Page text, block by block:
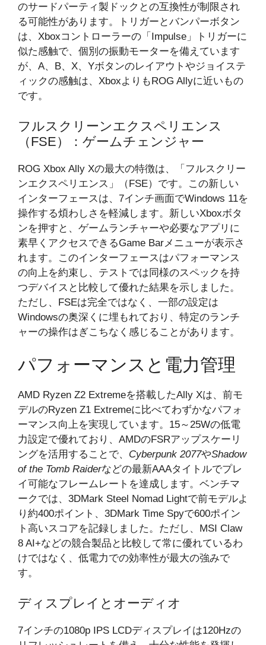
のサードパーティ製ドックとの互換性が制限され
る可能性があります。トリガーとバンパーボタン
は、Xboxコントローラーの「Impulse」トリガーに
似た感触で、個別の振動モーターを備えています
が、A、B、X、Yボタンのレイアウトやジョイステ
ィックの感触は、XboxよりもROG Allyに近いもの
です。
フルスクリーンエクスペリエンス
（FSE）：ゲームチェンジャー
ROG Xbox Ally Xの最大の特徴は、「フルスクリー
ンエクスペリエンス」（FSE）です。この新しい
インターフェースは、7インチ画面でWindows 11を
操作する煩わしさを軽減します。新しいXboxボタ
ンを押すと、ゲームランチャーや必要なアプリに
素早くアクセスできるGame Barメニューが表示さ
れます。このインターフェースはパフォーマンス
の向上を約束し、テストでは同様のスペックを持
つデバイスと比較して優れた結果を示しました。
ただし、FSEは完全ではなく、一部の設定は
Windowsの奥深くに埋もれており、特定のランチ
ャーの操作はぎこちなく感じることがあります。
パフォーマンスと電力管理
AMD Ryzen Z2 Extremeを搭載したAlly Xは、前モ
デルのRyzen Z1 Extremeに比べてわずかなパフォ
ーマンス向上を実現しています。15～25Wの低電
力設定で優れており、AMDのFSRアップスケーリ
ングを活用することで、 Cyberpunk 2077やShadow
of the Tomb Raiderなどの最新AAAタイトルでプレ
イ可能なフレームレートを達成します。ベンチマ
ークでは、3DMark Steel Nomad Lightで前モデルよ
り約400ポイント、3DMark Time Spyで600ポイン
ト高いスコアを記録しました。ただし、MSI Claw
8 AI+などの競合製品と比較して常に優れているわ
けではなく、低電力での効率性が最大の強みで
す。
ディスプレイとオーディオ
7インチの1080p IPS LCDディスプレイは120Hzの